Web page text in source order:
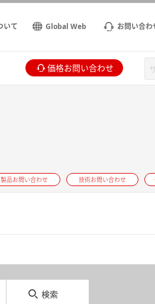
いて Global Web お問い合わ
価格お問い合わせ
製品お問い合わせ 技術お問い合わせ
検索